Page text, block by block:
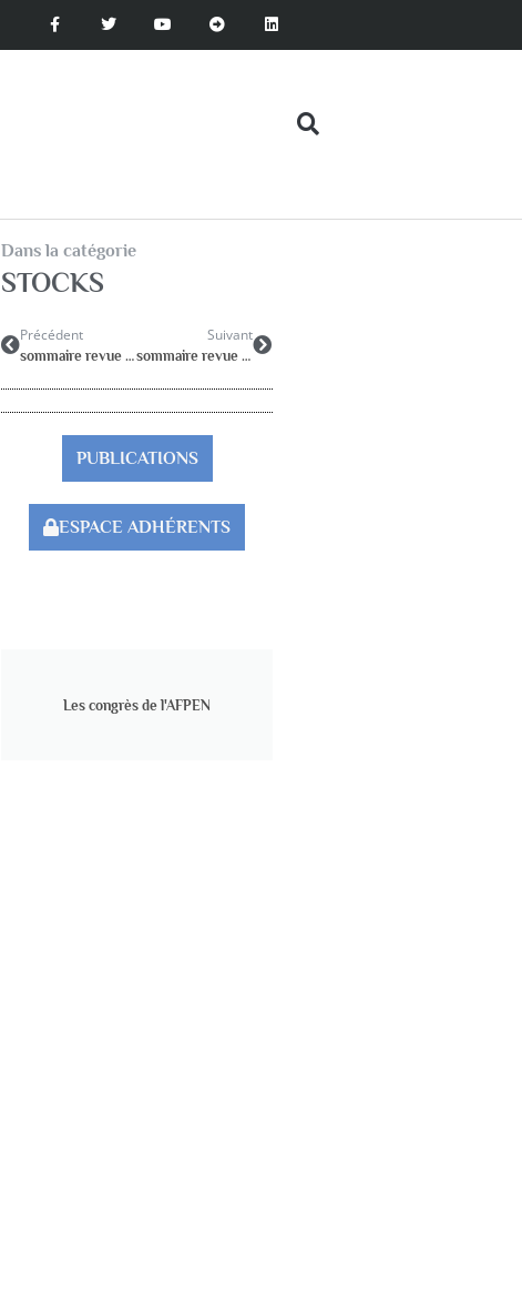
Dans la catégorie
STOCKS
Précédent
sommaire revue 2009/1
Suivant
sommaire revue 2009/3
PUBLICATIONS
ESPACE ADHÉRENTS
Les congrès de l'AFPEN